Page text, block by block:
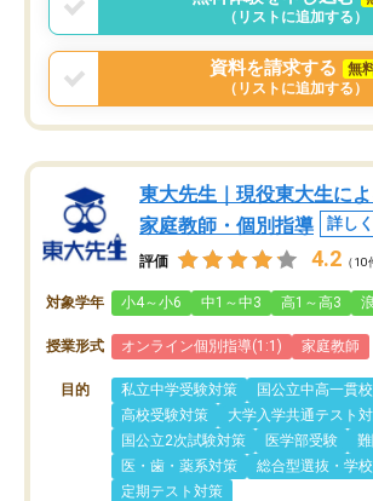
（リストに追加する）
資料を請求する
無
（リストに追加する）
東大先生｜現役東大生に
家庭教師・個別指導
詳し
評価 4.2 （10
対象学年 小4～小6 中1～中3 高1～高3
授業形式 オンライン個別指導(1:1) 家庭教師
目的 私立中学受験対策
国公立中高一貫
高校受験対策
大学入学共通テスト
国公立2次試験対策
医学部受験
医・歯・薬系対策
総合型選抜・学
定期テスト対策